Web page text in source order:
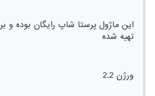
تهیه شده
ورژن 2.2